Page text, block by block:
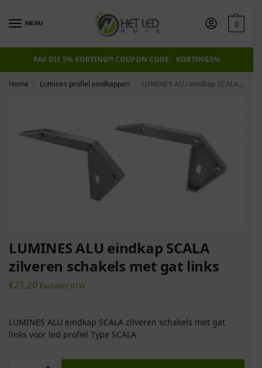
MENU 0
PAK DIE 5% KORTING!!! COUPON CODE: KORTING5%
Home Lumines profiel eindkappen LUMINES ALU eindkap SCALA zilveren schakels met gat links
LUMINES ALU eindkap SCALA
zilveren schakels met gat links
€21,20 Exclusief BTW
LUMINES ALU eindkap SCALA zilveren schakels met gat
links voor led profiel Type SCALA